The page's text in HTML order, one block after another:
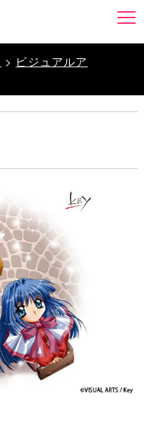
> ビジュアルア